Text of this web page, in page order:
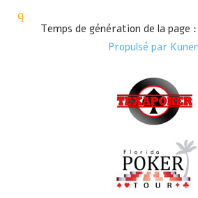
Temps de génération de la page
Propulsé par